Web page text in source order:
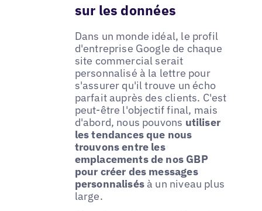
sur les données
Dans un monde idéal, le profil
d'entreprise Google de chaque
site commercial serait
personnalisé à la lettre pour
s'assurer qu'il trouve un écho
parfait auprès des clients. C'est
peut-être l'objectif final, mais
d'abord, nous pouvons utiliser
les tendances que nous
trouvons entre les
emplacements de nos GBP
pour créer des messages
personnalisésà un niveau plus
large.